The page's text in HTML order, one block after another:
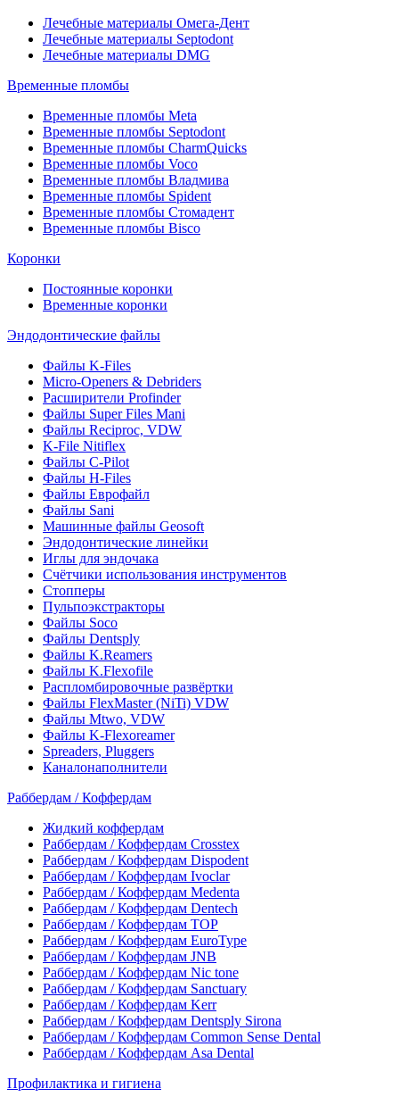
Лечебные материалы Омега-Дент
Лечебные материалы Septodont
Лечебные материалы DMG
Временные пломбы
Временные пломбы Meta
Временные пломбы Septodont
Временные пломбы CharmQuicks
Временные пломбы Voco
Временные пломбы Владмива
Временные пломбы Spident
Временные пломбы Стомадент
Временные пломбы Bisco
Коронки
Постоянные коронки
Временные коронки
Эндодонтические файлы
Файлы K-Files
Micro-Openers & Debriders
Расширители Profinder
Файлы Super Files Mani
Файлы Reciproc, VDW
K-File Nitiflex
Файлы C-Pilot
Файлы H-Files
Файлы Еврофайл
Файлы Sani
Машинные файлы Geosoft
Эндодонтические линейки
Иглы для эндочака
Счётчики использования инструментов
Стопперы
Пульпоэкстракторы
Файлы Soco
Файлы Dentsply
Файлы K.Reamers
Файлы K.Flexofile
Распломбировочные развёртки
Файлы FlexMaster (NiTi) VDW
Файлы Mtwo, VDW
Файлы K-Flexoreamer
Spreaders, Pluggers
Каналонаполнители
Раббердам / Коффердам
Жидкий коффердам
Раббердам / Коффердам Crosstex
Раббердам / Коффердам Dispodent
Раббердам / Коффердам Ivoclar
Раббердам / Коффердам Medenta
Раббердам / Коффердам Dentech
Раббердам / Коффердам ТОР
Раббердам / Коффердам EuroType
Раббердам / Коффердам JNB
Раббердам / Коффердам Nic tone
Раббердам / Коффердам Sanctuary
Раббердам / Коффердам Kerr
Раббердам / Коффердам Dentsply Sirona
Раббердам / Коффердам Common Sense Dental
Раббердам / Коффердам Asa Dental
Профилактика и гигиена